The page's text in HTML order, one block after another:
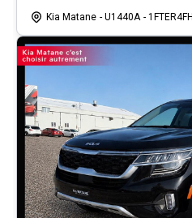
Kia Matane - U1440A -